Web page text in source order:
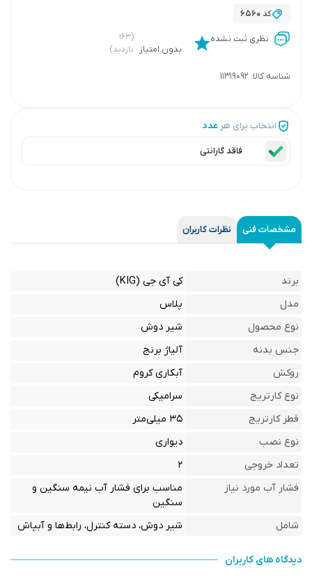
کد6560
نظری ثبت نشده
بدون امتیاز
(۱۶۳
بازدید)
شناسه کالا: 11319092
انتخاب برای هر عدد
فاقد گارانتی
مشخصات فنی نظرات کاربران
برند
کی آی جی (KIG)
مدل
پلاس
نوع محصول
شیر دوش
جنس بدنه
آلیاژ برنج
روکش
آبکاری کروم
نوع کارتریج
سرامیکی
قطر کارتریج
۳۵ میلی‌متر
نوع نصب
دیواری
تعداد خروجی
۲
فشار آب مورد نیاز
مناسب برای فشار آب نیمه سنگین و
سنگین
شامل
شیر دوش، دسته کنترل، رابط‌ها و آبپاش
دیدگاه های کاربران